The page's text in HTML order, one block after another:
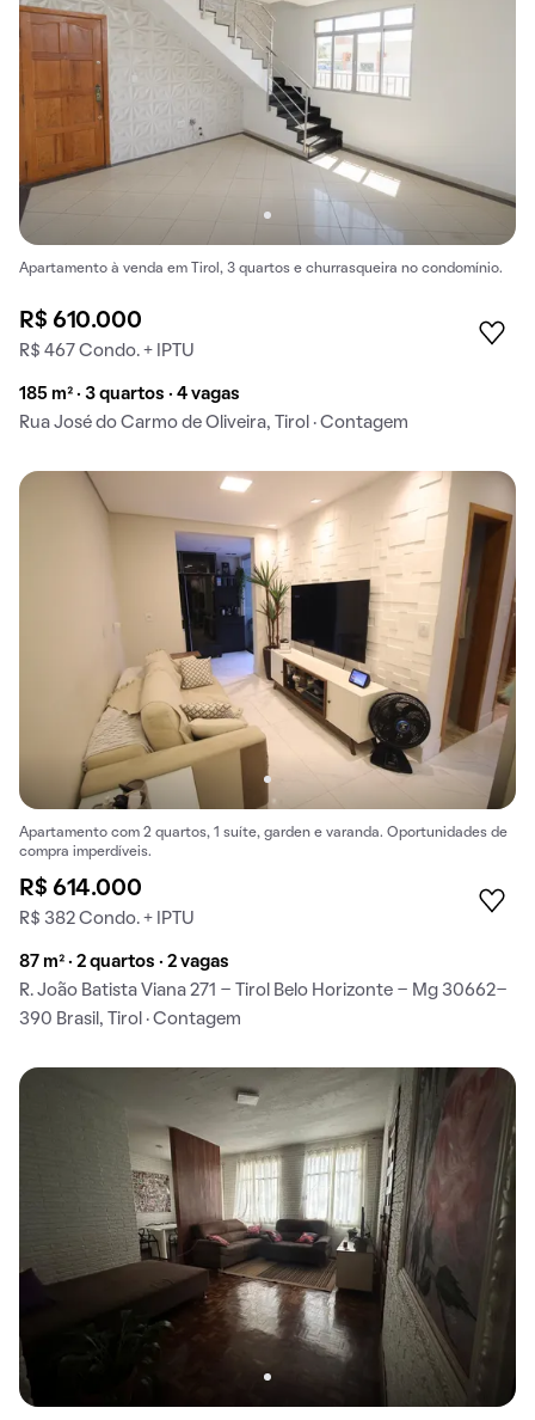
Apartamento à venda em Tirol, 3 quartos e churrasqueira no condomínio.
R$ 610.000
R$ 467 Condo. + IPTU
185 m² · 3 quartos · 4 vagas
Rua José do Carmo de Oliveira, Tirol · Contagem
Apartamento com 2 quartos, 1 suíte, garden e varanda. Oportunidades de
compra imperdíveis.
R$ 614.000
R$ 382 Condo. + IPTU
87 m² · 2 quartos · 2 vagas
R. João Batista Viana 271 - Tirol Belo Horizonte - Mg 30662-
390 Brasil, Tirol · Contagem